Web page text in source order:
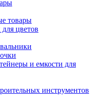
товары
цветов
и емкости для
инструментов